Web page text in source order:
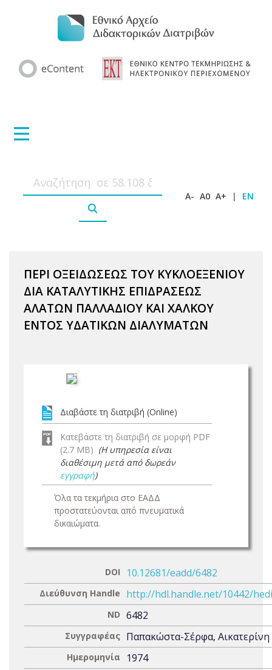
A- A0 A+ | EN
ΠΕΡΙ ΟΞΕΙΔΩΣΕΩΣ ΤΟΥ ΚΥΚΛΟΕΞΕΝΙΟΥ
ΔΙΑ ΚΑΤΑΛΥΤΙΚΗΣ ΕΠΙΔΡΑΣΕΩΣ
ΑΛΑΤΩΝ ΠΑΛΛΑΔΙΟΥ ΚΑΙ ΧΑΛΚΟΥ
ΕΝΤΟΣ ΥΔΑΤΙΚΩΝ ΔΙΑΛΥΜΑΤΩΝ
Διαβάστε τη διατριβή (Online)
Κατεβάστε τη διατριβή σε μορφή PDF
(2.7 MB) (Η υπηρεσία είναι
διαθέσιμη μετά από δωρεάν
εγγραφή)
Όλα τα τεκμήρια στο ΕΑΔΔ
προστατεύονται από πνευματικά
δικαιώματα.
DOI 10.12681/eadd/6482
Διεύθυνση Handle http://hdl.handle.net/10442/
ND 6482
Συγγραφέας Παπακώστα-Σέρφα, Αικατερίνη
Ημερομηνία 1974